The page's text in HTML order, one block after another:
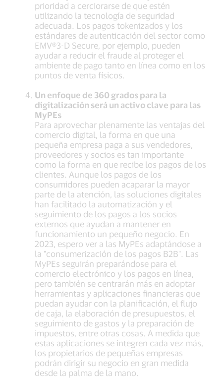
prioridad a cerciorarse de que estén
utilizando la tecnología de seguridad
adecuada. Los pagos tokenizados y los
estándares de autenticación del sector como
EMV®3-D Secure, por ejemplo, pueden
ayudar a reducir el fraude al proteger el
ambiente de pago tanto en línea como en los
puntos de venta físicos.
Un enfoque de 360 grados para la
digitalización será un activo clave para las
MyPEs
Para aprovechar plenamente las ventajas del
comercio digital, la forma en que una
pequeña empresa paga a sus vendedores,
proveedores y socios es tan importante
como la forma en que recibe los pagos de los
clientes. Aunque los pagos de los
consumidores pueden acaparar la mayor
parte de la atención, las soluciones digitales
han facilitado la automatización y el
seguimiento de los pagos a los socios
externos que ayudan a mantener en
funcionamiento un pequeño negocio. En
2023, espero ver a las MyPEs adaptándose a
la "consumerización de los pagos B2B". Las
MyPEs seguirán preparándose para el
comercio electrónico y los pagos en línea,
pero también se centrarán más en adoptar
herramientas y aplicaciones financieras que
puedan ayudar con la planificación, el flujo
de caja, la elaboración de presupuestos, el
seguimiento de gastos y la preparación de
impuestos, entre otras cosas. A medida que
estas aplicaciones se integren cada vez más,
los propietarios de pequeñas empresas
podrán dirigir su negocio en gran medida
desde la palma de la mano.